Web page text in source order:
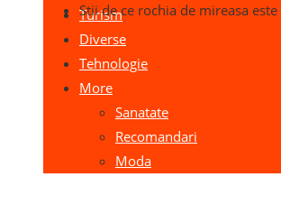
Turism
Diverse
Tehnologie
More
Sanatate
Recomandari
Moda
Stii de ce rochia de mireasa este